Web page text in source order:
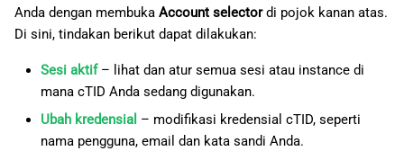
Anda dengan membuka Account selectordi pojok kanan atas.
Di sini, tindakan berikut dapat dilakukan:
Sesi aktif– lihat dan atur semua sesi atau instance di
mana cTID Anda sedang digunakan.
Ubah kredensial – modifikasi kredensial cTID, seperti
nama pengguna, email dan kata sandi Anda.